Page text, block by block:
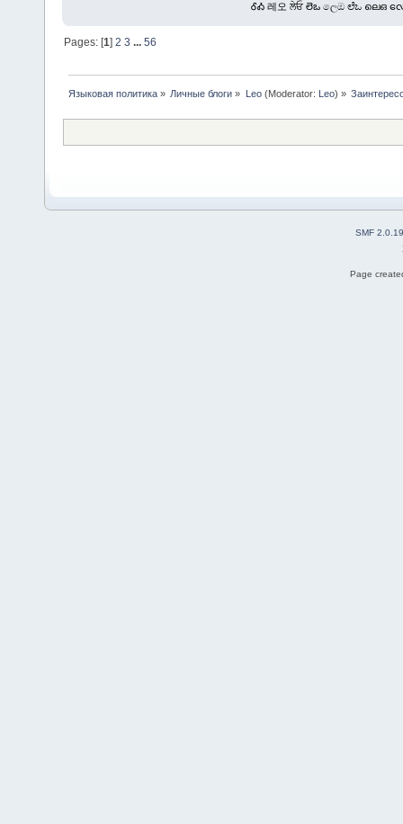
ᎴᎣ 레오 ਲੇਓ లెఒ ලෙඔ ಲೆಒ ലെഒ လ
Pages: [1]2 3 ...56
Языковая политика» Личные блоги » Leo(Moderator: Leo) »
SMF 2.0.19
Page